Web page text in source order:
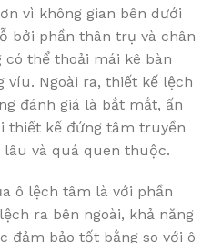
vì không gian bên dưới
bởi phần thân trụ và chân
thể thoải mái kê bàn
víu. Ngoài ra, thiết kế lệch
đánh giá là bắt mắt, ấn
thiết kế đứng tâm truyền
và quá quen thuộc.
ô lệch tâm là với phần
ra bên ngoài, khả năng
đảm bảo tốt bằng so với ô